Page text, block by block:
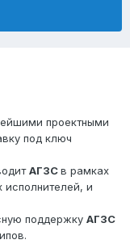
проектными
под ключ
АГЗСв рамках
исполнителей, и
поддержку АГЗС